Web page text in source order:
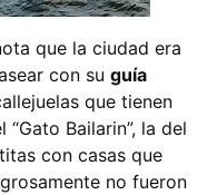
que la ciudad era
con su guía
que tienen
Bailarin”, la del
con casas que
no fueron